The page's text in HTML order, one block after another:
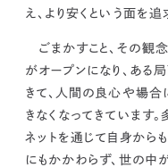
情報セキュリテ
え、より安くという面を
ごまかすこと、その観
がオープンになり、ある
きて、人間の良心や場合
きなくなってきています。
ネットを通じて自身から
にもかかわらず、世の中